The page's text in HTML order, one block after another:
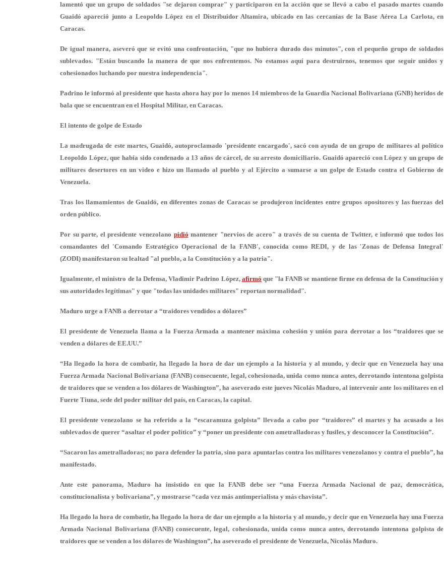
lamentó que un grupo de soldados "se dejaron comprar" y participaron en la acción que se llevó a cabo el pasado martes cuando
Guaidó apareció junto a Leopoldo López en el Distribuidor Altamira, ubicado en las cercanías de la Base Aérea La Carlota, en
Caracas.
De igual manera, aseveró que se evitó una confrontación, "que no hubiera durado dos minutos", con el pequeño grupo de soldados
sublevados. "Están buscando la manera de que nos enfrentemos. No estamos aquí para destruirnos, tenemos que seguir unidos y
cohesionados luchando por nuestra independencia".
Padrino le informó al presidente que hasta ahora hay por lo menos 14miembros de la Guardia Nacional Bolivariana (GNB) heridos de
bala que se encuentran en el Hospital Militar, en Caracas.
El intento de golpe de Estado
La madrugada de este martes, Guaidó, autoproclamado 'presidente encargado', sacó con ayuda de un grupo de militares al político
Leopoldo López, que había sido condenado a 13 años de cárcel, de su arresto domiciliario. Guaidó apareció con López y un grupo de
militares desertores en un video e hizo un llamado al pueblo y al Ejército a sumarse a un golpe de Estado contra el Gobierno de
Venezuela.
Tras los llamamientos de Guaidó, en diferentes zonas de Caracas se produjeron incidentes entre grupos opositores y las fuerzas del
orden público.
Por su parte, el presidente venezolano pidió mantener "nervios de acero" a través de su cuenta de Twitter, e informó que todos los
comandantes del 'Comando Estratégico Operacional de la FANB', conocida como REDI, y de las 'Zonas de Defensa Integral'
(ZODI) manifestaron su lealtad "al pueblo, a la Constitución y a la patria".
Igualmente, el ministro de la Defensa, Vladimir Padrino López, afirmó que "la FANB se mantiene firme en defensa de la Constitución y
sus autoridades legítimas" y que "todas las unidades militares" reportan normalidad".
Maduro urge a FANB a derrotar a “traidores vendidos a dólares”
El presidente de Venezuela llama a la Fuerza Armada a mantener máxima cohesión y unión para derrotar a los “traidores que se
venden a dólares de EE.UU.”
“Ha llegado la hora de combatir, ha llegado la hora de dar un ejemplo a la historia y al mundo, y decir que en Venezuela hay una
Fuerza Armada Nacional Bolivariana (FANB) consecuente, legal, cohesionada, unida como nunca antes, derrotando intentona golpista
de traidores que se venden a los dólares de Washington”, ha aseverado este jueves Nicolás Maduro, al intervenir ante los militares en el
Fuerte Tiuna, sede del poder militar del país, en Caracas, la capital.
El presidente venezolano se ha referido a la “escaramuza golpista” llevada a cabo por “traidores” el martes y ha acusado a los
sublevados de querer “asaltar el poder político” y “poner un presidente con ametralladoras y fusiles, y desconocer la Constitución”.
“Sacaron las ametralladoras; no para defender la patria, sino para apuntarlas contra los militares venezolanos y contra el pueblo”, ha
manifestado.
Ante este panorama, Maduro ha insistido en que la FANB debe ser “una Fuerza Armada Nacional de paz, democrática,
constitucionalista y bolivariana”, y mostrarse “cada vez más antimperialista y más chavista”.
Ha llegado la hora de combatir, ha llegado la hora de dar un ejemplo a la historia y al mundo, y decir que en Venezuela hay una Fuerza
Armada Nacional Bolivariana (FANB) consecuente, legal, cohesionada, unida como nunca antes, derrotando intentona golpista de
traidores que se venden a los dólares de Washington”, ha aseverado el presidente de Venezuela, Nicolás Maduro.